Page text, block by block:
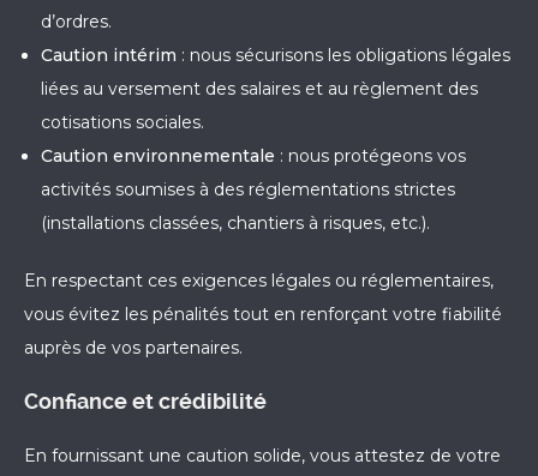
d’ordres.
Caution intérim : nous sécurisons les obligations légales
liées au versement des salaires et au règlement des
cotisations sociales.
Caution environnementale : nous protégeons vos
activités soumises à des réglementations strictes
(installations classées, chantiers à risques, etc.).
En respectant ces exigences légales ou réglementaires,
vous évitez les pénalités tout en renforçant votre fiabilité
auprès de vos partenaires.
Confiance et crédibilité
En fournissant une caution solide, vous attestez de votre